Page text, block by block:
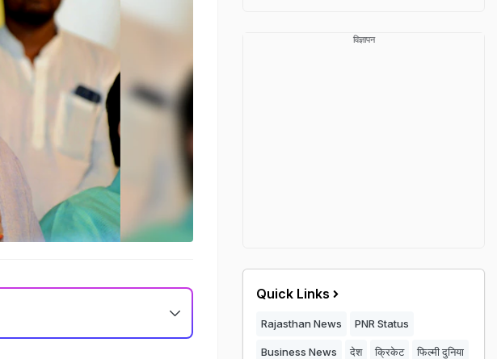
विज्ञापन
Quick Links
Rajasthan News PNR Status
Business News देश क्रिकेट फिल्मी दुनिया